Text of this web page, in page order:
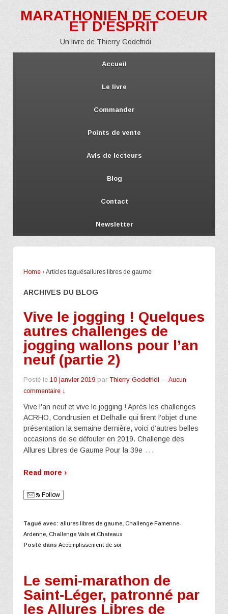
MARATHONIEN DE COEUR
ET D'ESPRIT
Un livre de Thierry Godefridi
Accueil
Le livre
Commander
Points de vente
Avis de lecteurs
Blog
Contact
Newsletter
Home › Articles taguésallures libres de gaume
ARCHIVES DU BLOG
Vive le jogging ! Quelques
autres challenges de
jogging wallons pour l’an
neuf (partie 2)
Posté le 10 janvier 2019 par Thierry Godefridi —Aucun
commentaire ↓
Vive l’an neuf et vive le jogging ! Après les challenges
ACRHO, Condrusien et Delhalle qui firent l’objet d’une
présentation la semaine dernière, voici d’autres belles
occasions de se défouler en 2019. Challenge des
Allures Libres de Gaume Pour la 39e …
Read more ›
Follow
Tagué avec: allures libres de gaume Challenge Famenne-
Ardenne Challenge Vals et Chateaux
Posté dans Accomplissement de soi
Le semi-marathon de
Saint-Léger, patronné par
les Allures Libres de